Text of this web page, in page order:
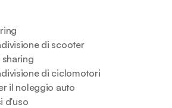
di scooter
di ciclomotori
il noleggio auto
d'uso